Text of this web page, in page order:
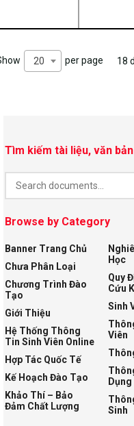
20 per page 18
Tìm kiếm tài liệu, văn bản
Browse by Category
Banner Trang Chủ
Chưa Phân Loại
Chương Trình Đào
Tạo
Giới Thiệu
Hệ Thống Thông
Tin Sinh Viên Online
Hợp Tác Quốc Tế
Kế Hoạch Đào Tạo
Khảo Thí – Bảo
Đảm Chất Lượng
Học
Quy
Cứu
Sinh
Viên
Dụng
Sinh